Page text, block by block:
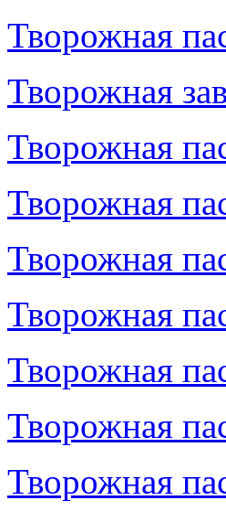
Творожная
Творожная
Творожная
Творожная
Творожная
Творожная
Творожная
Творожная
Творожная